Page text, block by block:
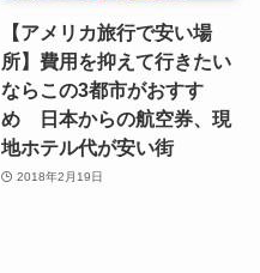
【アメリカ旅行で安い場
所】費用を抑えて行きたい
ならこの3都市がおすす
め 日本からの航空券、現
地ホテル代が安い街
2018年2月19日